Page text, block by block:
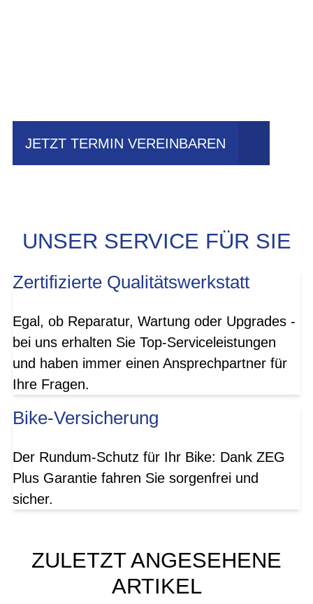
JETZT TERMIN VEREINBAREN
UNSER SERVICE FÜR SIE
Zertifizierte Qualitätswerkstatt
Egal, ob Reparatur, Wartung oder Upgrades -
bei uns erhalten Sie Top-Serviceleistungen
und haben immer einen Ansprechpartner für
Ihre Fragen.
Bike-Versicherung
Der Rundum-Schutz für Ihr Bike: Dank ZEG
Plus Garantie fahren Sie sorgenfrei und
sicher.
ZULETZT ANGESEHENE
ARTIKEL